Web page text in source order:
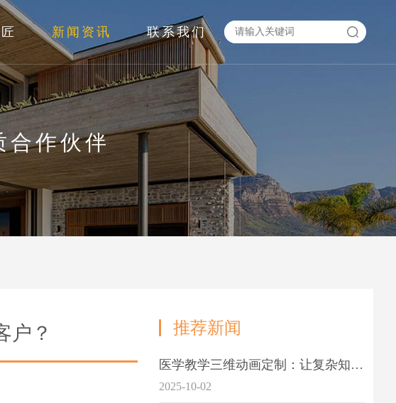
新闻资讯 联系我们
合作伙伴
户？ 推荐新闻
医学教学三维动画定制：让复杂知识一目了
2025-10-02